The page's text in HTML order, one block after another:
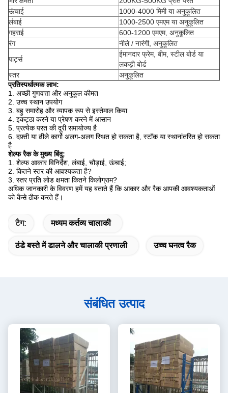
ऊंचाई
1000-4000 मिमी या अनुकूलित
लंबाई
1000-2500 एमएम या अनुकूलित
गहराई
600-1200 एमएम, अनुकूलित
रंग
नीले / नारंगी, अनुकूलित
पार्ट्स
ईमानदार फ्रेम, बीम, स्टील बोर्ड या
लकड़ी बोर्ड
स्तर
अनुकूलित
प्रतिस्पर्धात्मक लाभ:
1. अच्छी गुणवत्ता और अनुकूल कीमत
2. उच्च स्थान उपयोग
3. बहु समारोह और व्यापक रूप से इस्तेमाल किया
4. इकट्ठा करने या प्रेषण करने में आसान
5. प्रत्येक परत की दूरी समायोज्य है
6. दफ़्ती या ढीले कार्गो अलग-अलग स्थित हो सकता है, स्टॉक या स्थानांतरित हो सकता
है
शेल्फ रैक के मुख्य बिंदु:
1. शेल्फ आकार विनिर्देश, लंबाई, चौड़ाई, ऊंचाई;
2. कितने स्तर की आवश्यकता है?
3. स्तर प्रति लोड क्षमता कितने किलोग्राम?
अधिक जानकारी के विवरण हमें यह बताते हैं कि आकार और रैक आपकी आवश्यकताओं
को कैसे ठीक करते हैं।
टैग: मध्यम कर्तव्य चालाकी
ठंडे बस्ते में डालने और चालाकी प्रणाली उच्च घनत्व रैक
संबंधित उत्पाद